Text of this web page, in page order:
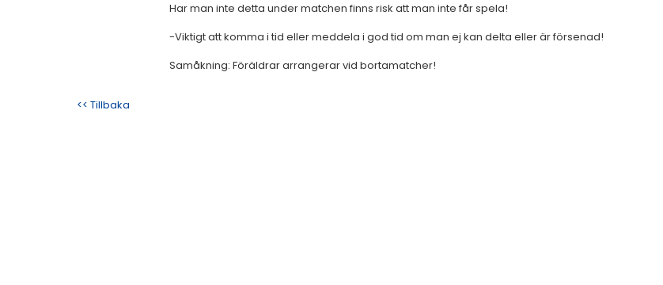
Har man inte detta under matchen finns risk att man inte får spela!
-Viktigt att komma i tid eller meddela i god tid om man ej kan delta eller är försenad!
Samåkning: Föräldrar arrangerar vid bortamatcher!
<< Tillbaka